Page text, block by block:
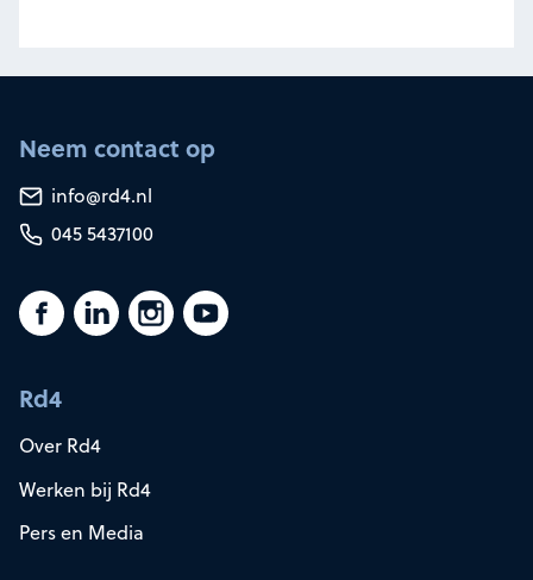
Neem contact op
info@rd4.nl
045 5437100
Rd4
Over Rd4
Werken bij Rd4
Pers en Media